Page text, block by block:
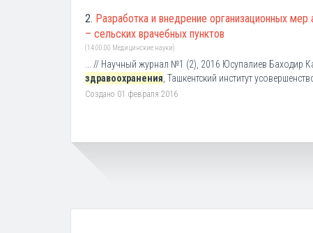
2. Разработка и внедрение организационных
– сельских врачебных пунктов
(14.00.00 Медицинские науки)
... // Научный журнал №1 (2), 2016 Юсупалиев Баходир
здравоохранения, Ташкентский институт
Создано 01 февраля 2016